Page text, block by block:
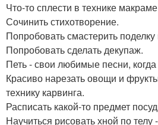
Что-то сплести в технике
Сочинить стихотворение.
Попробовать смастерить
Попробовать сделать декупаж.
Петь - свои любимые песни,
Красиво нарезать овощи и
технику карвинга.
Расписать какой-то предмет
Научиться рисовать хной по